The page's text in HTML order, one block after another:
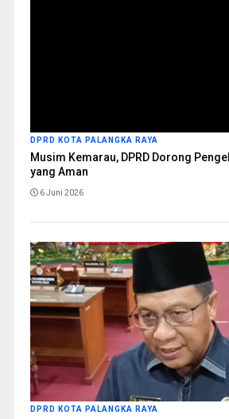
DPRD KOTA PALANGKA RAYA
Musim Kemarau, DPRD Dorong
yang Aman
6 Juni 2026
DPRD KOTA PALANGKA RAYA